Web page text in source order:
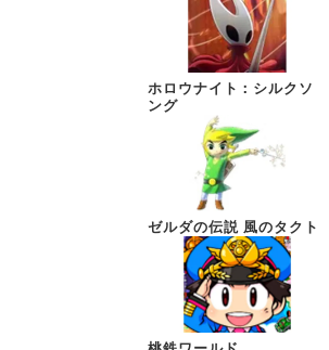
ホロウナイト：シルクソ
ング
ゼルダの伝説 風のタクト